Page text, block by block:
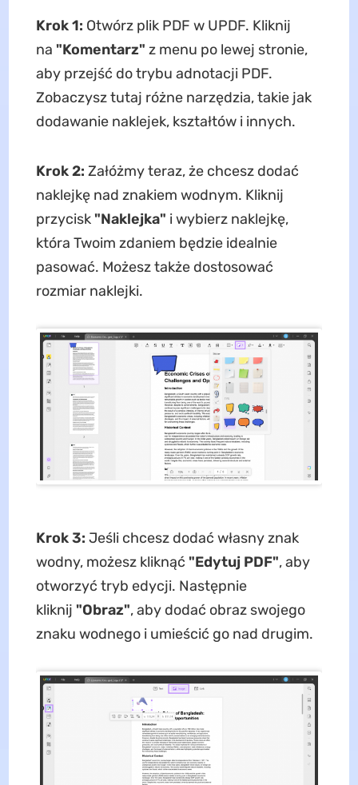
Krok 1: Otwórz plik PDF w UPDF. Kliknij
na "Komentarz" z menu po lewej stronie,
aby przejść do trybu adnotacji PDF.
Zobaczysz tutaj różne narzędzia, takie jak
dodawanie naklejek, kształtów i innych.
Krok 2: Załóżmy teraz, że chcesz dodać
naklejkę nad znakiem wodnym. Kliknij
przycisk"Naklejka" i wybierz naklejkę,
która Twoim zdaniem będzie idealnie
pasować. Możesz także dostosować
rozmiar naklejki.
Krok 3: Jeśli chcesz dodać własny znak
wodny, możesz kliknąć "Edytuj PDF", aby
otworzyć tryb edycji. Następnie
kliknij "Obraz", aby dodać obraz swojego
znaku wodnego i umieścić go nad drugim.